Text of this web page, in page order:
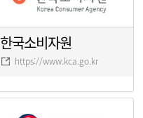
한국소비자원
https://www.kca.go.kr